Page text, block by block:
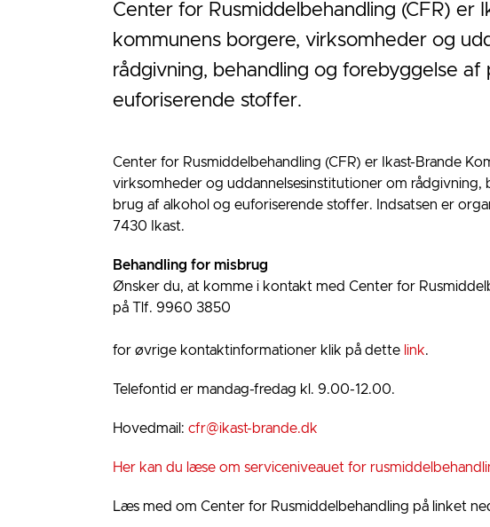
Center for Rusmiddelbehandling (CFR) er
kommunens borgere, virksomheder og
rådgivning, behandling og forebyggelse
euforiserende stoffer.
Center for Rusmiddelbehandling (CFR) er Ikast-Brande
virksomheder og uddannelsesinstitutioner om
brug af alkohol og euforiserende stoffer. Indsatsen er
7430 Ikast.
Behandling for misbrug
Ønsker du, at komme i kontakt med Center for
på Tlf. 9960 3850
for øvrige kontaktinformationer klik på dettelink.
Telefontid er mandag-fredag kl. 9.00-12.00.
Hovedmail: cfr@ikast-brande.dk
Her kan du læse om serviceniveauet for
Læs med om Center for Rusmiddelbehandling på linket